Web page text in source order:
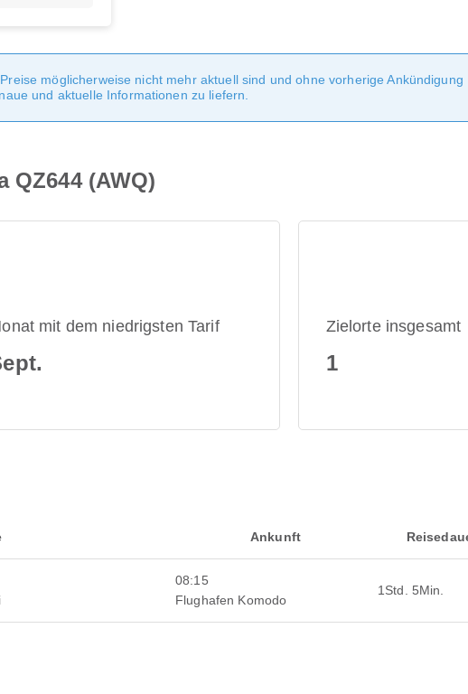
möglicherweise nicht mehr aktuell sind und ohne vorherige Ankündigung
und aktuelle Informationen zu liefern.
(AWQ)
mit dem niedrigsten Tarif Zielorte insgesamt
1
Ankunft
08:15
Flughafen Komodo
1Std. 5Min.